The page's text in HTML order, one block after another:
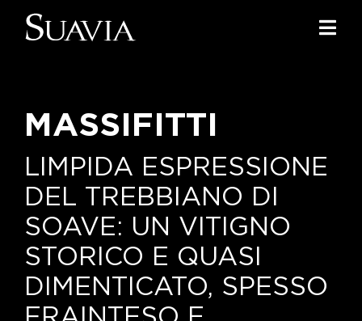
Salta
I nostri vini
I luoghi
Noi di Suavia
Il nostro lavoro
I nostri vigneti
MASSIFITTI
LIMPIDA ESPRESSIONE
DEL TREBBIANO DI
SOAVE: UN VITIGNO
STORICO E QUASI
DIMENTICATO, SPESSO